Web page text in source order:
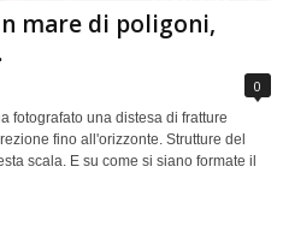
mare di poligoni,
0
fotografato una distesa di fratture
fino all'orizzonte. Strutture del
scala. E su come si siano formate il